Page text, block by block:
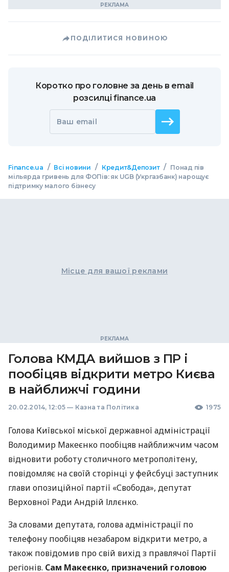
ПОДІЛИТИСЯ НОВИНОЮ
Коротко про головне за день в email
розсилці finance.ua
Ваш email
Finance.ua / Всі новини / Кредит&Депозит / Понад пів
мільярда гривень для ФОПів: як UGB (Укргазбанк) нарощує
підтримку малого бізнесу
Місце для вашої реклами
Голова КМДА вийшов з ПР і
пообіцяв відкрити метро Києва
в найближчі години
20.02.2014, 12:05 — Казна та Політика 1975
Голова Київської міської державної адміністрації
Володимир Макеєнко пообіцяв найближчим часом
відновити роботу столичного метрополітену,
повідомляє на своїй сторінці у фейсбуці заступник
глави опозиційної партії «Свобода», депутат
Верховної Ради Андрій Іллєнко.
За словами депутата, голова адміністрації по
телефону пообіцяв незабаром відкрити метро, а
також повідомив про свій вихід з правлячої Партії
регіонів. Сам Макеєнко, призначений головою